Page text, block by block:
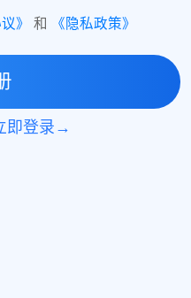
》 和 《隐私政策》
即登录→